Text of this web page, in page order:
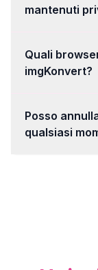
mantenuti
Quali
imgKonvert?
Posso
qualsiasi